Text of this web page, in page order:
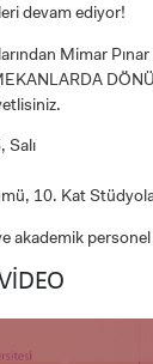
devam ediyor!
Mimar
Salı
10. Kat
akademik